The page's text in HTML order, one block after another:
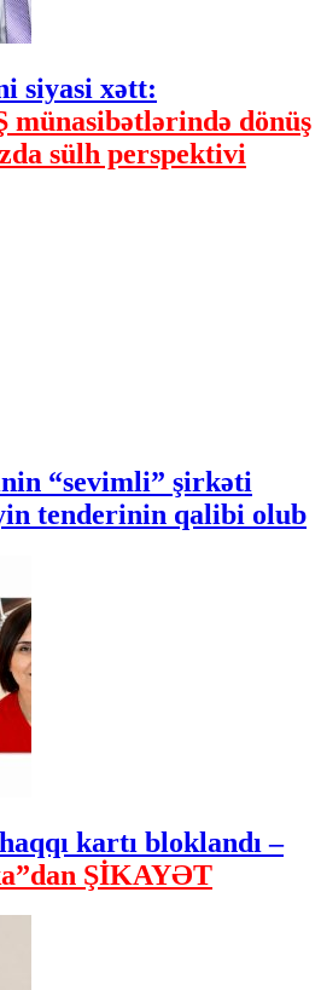
siyasi xətt:
münasibətlərində dönüş
sülh perspektivi
“sevimli” şirkəti
tenderinin qalibi olub
kartı bloklandı –
ŞİKAYƏT